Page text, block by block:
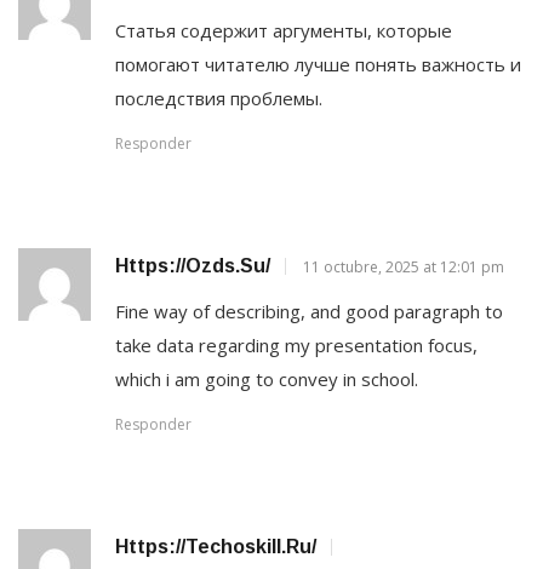
Статья содержит аргументы, которые
помогают читателю лучше понять важность и
последствия проблемы.
Responder
Https://ozds.su/ 11 octubre, 2025 at 12:01 pm
Fine way of describing, and good paragraph to
take data regarding my presentation focus,
which i am going to convey in school.
Responder
Https://techoskill.ru/